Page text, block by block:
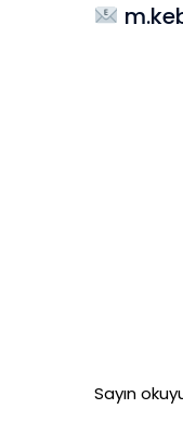
Sayın